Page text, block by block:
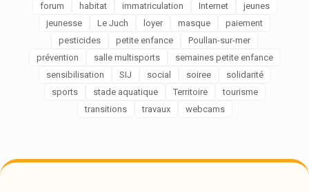
forum
habitat immatriculation Internet
jeunes
jeunesse
Le Juch loyer masque
paiement
pesticides
petite enfance
Poullan-sur-mer
prévention
salle multisports
semaines petite enfance
sensibilisation
SIJ social soiree
solidarité
sports
stade aquatique Territoire
tourisme
transitions
travaux webcams